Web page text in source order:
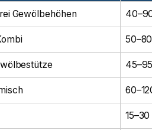
Gewölbehöhen